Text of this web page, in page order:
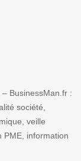
BusinessMan.fr :
société,
veille
PME, information